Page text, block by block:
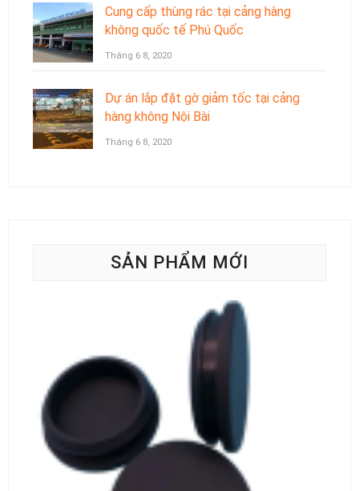
Cung cấp thùng rác tại cảng hàng
không quốc tế Phú Quốc
Tháng 6 8, 2020
Dự án lắp đặt gờ giảm tốc tại cảng
hàng không Nội Bài
Tháng 6 8, 2020
SẢN PHẨM MỚI